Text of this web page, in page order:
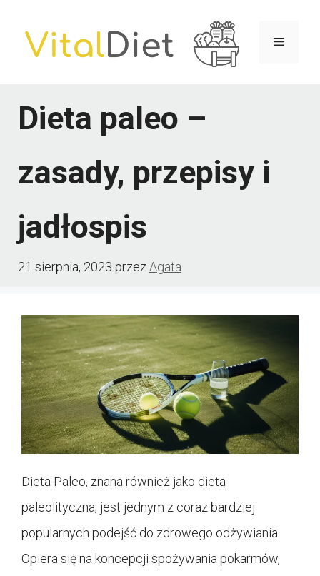
Menu
Dieta paleo –
zasady, przepisy i
jadłospis
21 sierpnia, 2023 przez Agata
Dieta Paleo, znana również jako dieta
paleolityczna, jest jednym z coraz bardziej
popularnych podejść do zdrowego odżywiania.
Opiera się na koncepcji spożywania pokarmów,